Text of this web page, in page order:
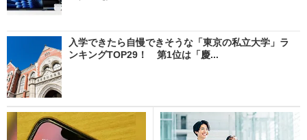
入学できたら自慢できそうな「東京の私立大学」ラ
ンキングTOP29！ 第1位は「慶...